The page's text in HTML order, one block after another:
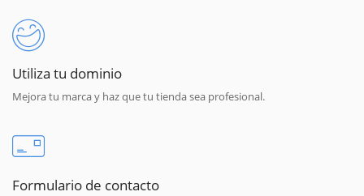
Utiliza tu dominio
Mejora tu marca y haz que tu tienda sea profesional.
Formulario de contacto